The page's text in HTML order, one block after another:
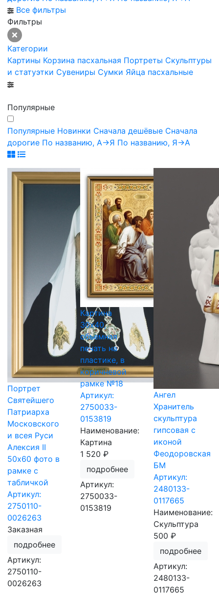
Все фильтры
Фильтры
Категории
Картины Корзина пасхальная Портреты Скульптуры
и статуэтки Сувениры Сумки Яйца пасхальные
Популярные
Популярные Новинки Сначала дешёвые Сначала
дорогие По названию, А->Я По названию, Я->А
Портрет
Святейшего
Патриарха
Московского
и всея Руси
Алексия II
50х60 фото в
рамке с
табличкой
Артикул:
2750110-
0026263
Заказная
подробнее
Артикул:
2750110-
0026263
Картина
30х40,
объемная
печать на
пластике, в
коричневой
рамке №18
Артикул:
2750033-
0153819
Наименование:
Картина
1 520 ₽
подробнее
Артикул:
2750033-
0153819
Ангел
Хранитель
скульптура
гипсовая с
иконой
Феодоровская
БМ
Артикул:
2480133-
0117665
Наименование:
Скульптура
500 ₽
подробнее
Артикул:
2480133-
0117665